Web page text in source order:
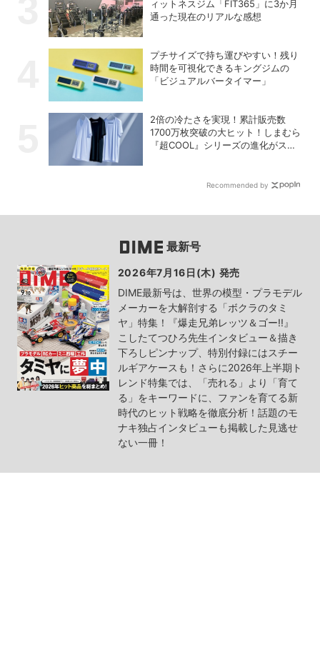
ィットネスジム「FIT365」に3か月
通った現在のリアルな感想
プチサイズで持ち運びやすい！残り
時間を可視化できるキングジムの
「ビジュアルバータイマー」
2倍の冷たさを実現！累計販売数
1700万枚突破の大ヒット！しまむら
『超COOL』シリーズの進化がスゴ
Recommended by
最新号
2026年7月16日(木) 発売
DIME最新号は、世界の模型・プラモデル
メーカーを大解剖する「ボクラのタミ
ヤ」特集！『爆走兄弟レッツ＆ゴー!!』
こしたてつひろ先生インタビュー＆描き
下ろしピンナップ、特別付録にはスチー
ルギアケースも！さらに2026年上半期ト
レンド特集では、「売れる」より「育て
る」をキーワードに、ファンを育てる新
時代のヒット戦略を徹底分析！話題のモ
ナキ独占インタビューも掲載した見逃せ
ない一冊！